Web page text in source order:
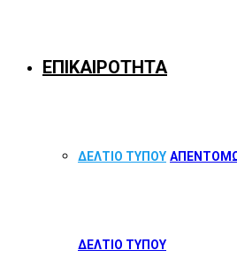
ΕΠΙΚΑΙΡΟΤΗΤΑ
ΔΕΛΤΙΟ ΤΥΠΟΥ
ΔΕΛΤΙΟ ΤΥΠΟΥ